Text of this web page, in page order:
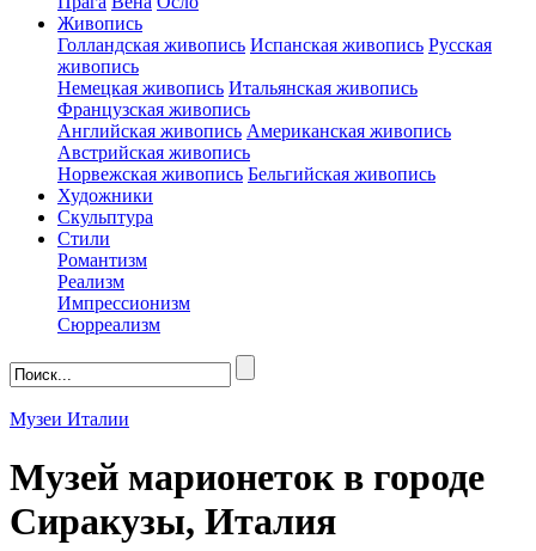
Живопись
Голландская живопись Испанская живопись Русская
живопись
Немецкая живопись Итальянская живопись
Французская живопись
Английская живопись Американская живопись
Австрийская живопись
Норвежская живопись Бельгийская живопись
Художники
Скульптура
Стили
Романтизм
Реализм
Импрессионизм
Сюрреализм
Музеи Италии
Музей марионеток в городе
Сиракузы, Италия